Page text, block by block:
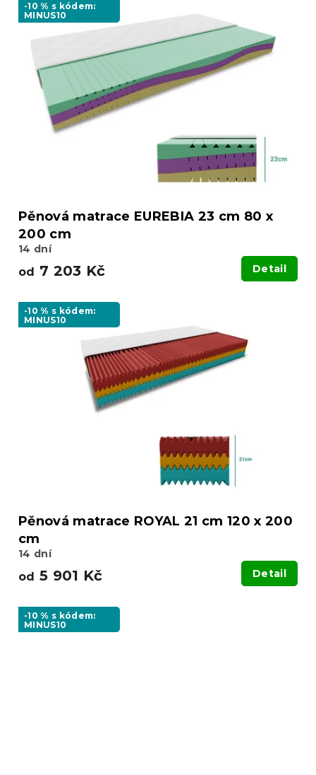
-10 % s kódem:
MINUS10
Pěnová matrace EUREBIA 23 cm 80 x
200 cm
14 dní
od 7 203 Kč Detail
-10 % s kódem:
MINUS10
Pěnová matrace ROYAL 21 cm 120 x 200
cm
14 dní
od 5 901 Kč Detail
-10 % s kódem:
MINUS10